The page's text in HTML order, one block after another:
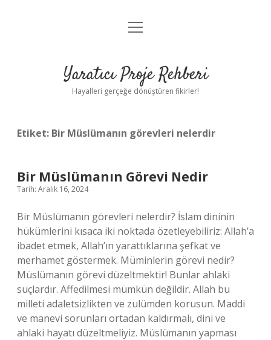
Anasayfa
Yasal Uyarı
menüyü
Yaratıcı Proje Rehberi
Hayalleri gerçeğe dönüştüren fikirler!
Etiket: Bir Müslümanın görevleri nelerdir
Bir Müslümanın Görevi Nedir
Tarih: Aralık 16, 2024
Bir Müslümanın görevleri nelerdir? İslam dininin
hükümlerini kısaca iki noktada özetleyebiliriz: Allah’a
ibadet etmek, Allah’ın yarattıklarına şefkat ve
merhamet göstermek. Müminlerin görevi nedir?
Müslümanın görevi düzeltmektir! Bunlar ahlaki
suçlardır. Affedilmesi mümkün değildir. Allah bu
milleti adaletsizlikten ve zulümden korusun. Maddi
ve manevi sorunları ortadan kaldırmalı, dini ve
ahlaki hayatı düzeltmeliyiz. Müslümanın yapması